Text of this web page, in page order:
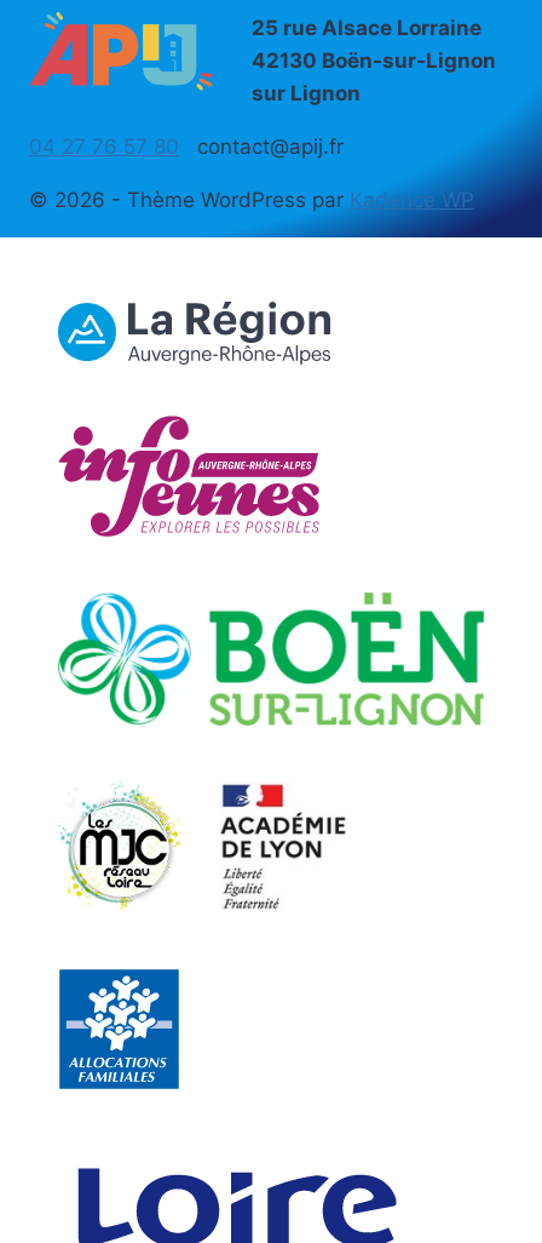
25 rue Alsace Lorraine
42130 Boën-sur-Lignon
sur Lignon
04 27 76 57 80 contact@apij.fr
© 2026 - Thème WordPress par Kadence WP